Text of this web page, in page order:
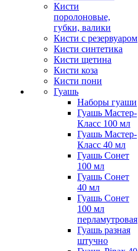
Кисти
поролоновые,
губки, валики
Кисти с резервуаром
Кисти синтетика
Кисти щетина
Кисти коза
Кисти пони
Гуашь
Наборы гуаши
Гуашь Мастер-
Класс 100 мл
Гуашь Мастер-
Класс 40 мл
Гуашь Сонет
100 мл
Гуашь Сонет
40 мл
Гуашь Сонет
100 мл
перламутровая
Гуашь разная
штучно